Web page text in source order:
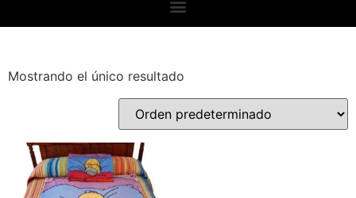
Mostrando el único resultado